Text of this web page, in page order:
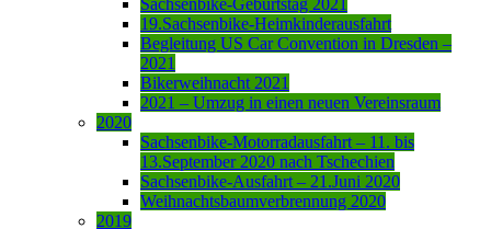
19.Sachsenbike-Heimkinderausfahrt
Begleitung US Car Convention in Dresden –
2021
Bikerweihnacht 2021
2021 – Umzug in einen neuen Vereinsraum
2020
Sachsenbike-Motorradausfahrt – 11. bis
13.September 2020 nach Tschechien
Sachsenbike-Ausfahrt – 21.Juni 2020
Weihnachtsbaumverbrennung 2020
2019